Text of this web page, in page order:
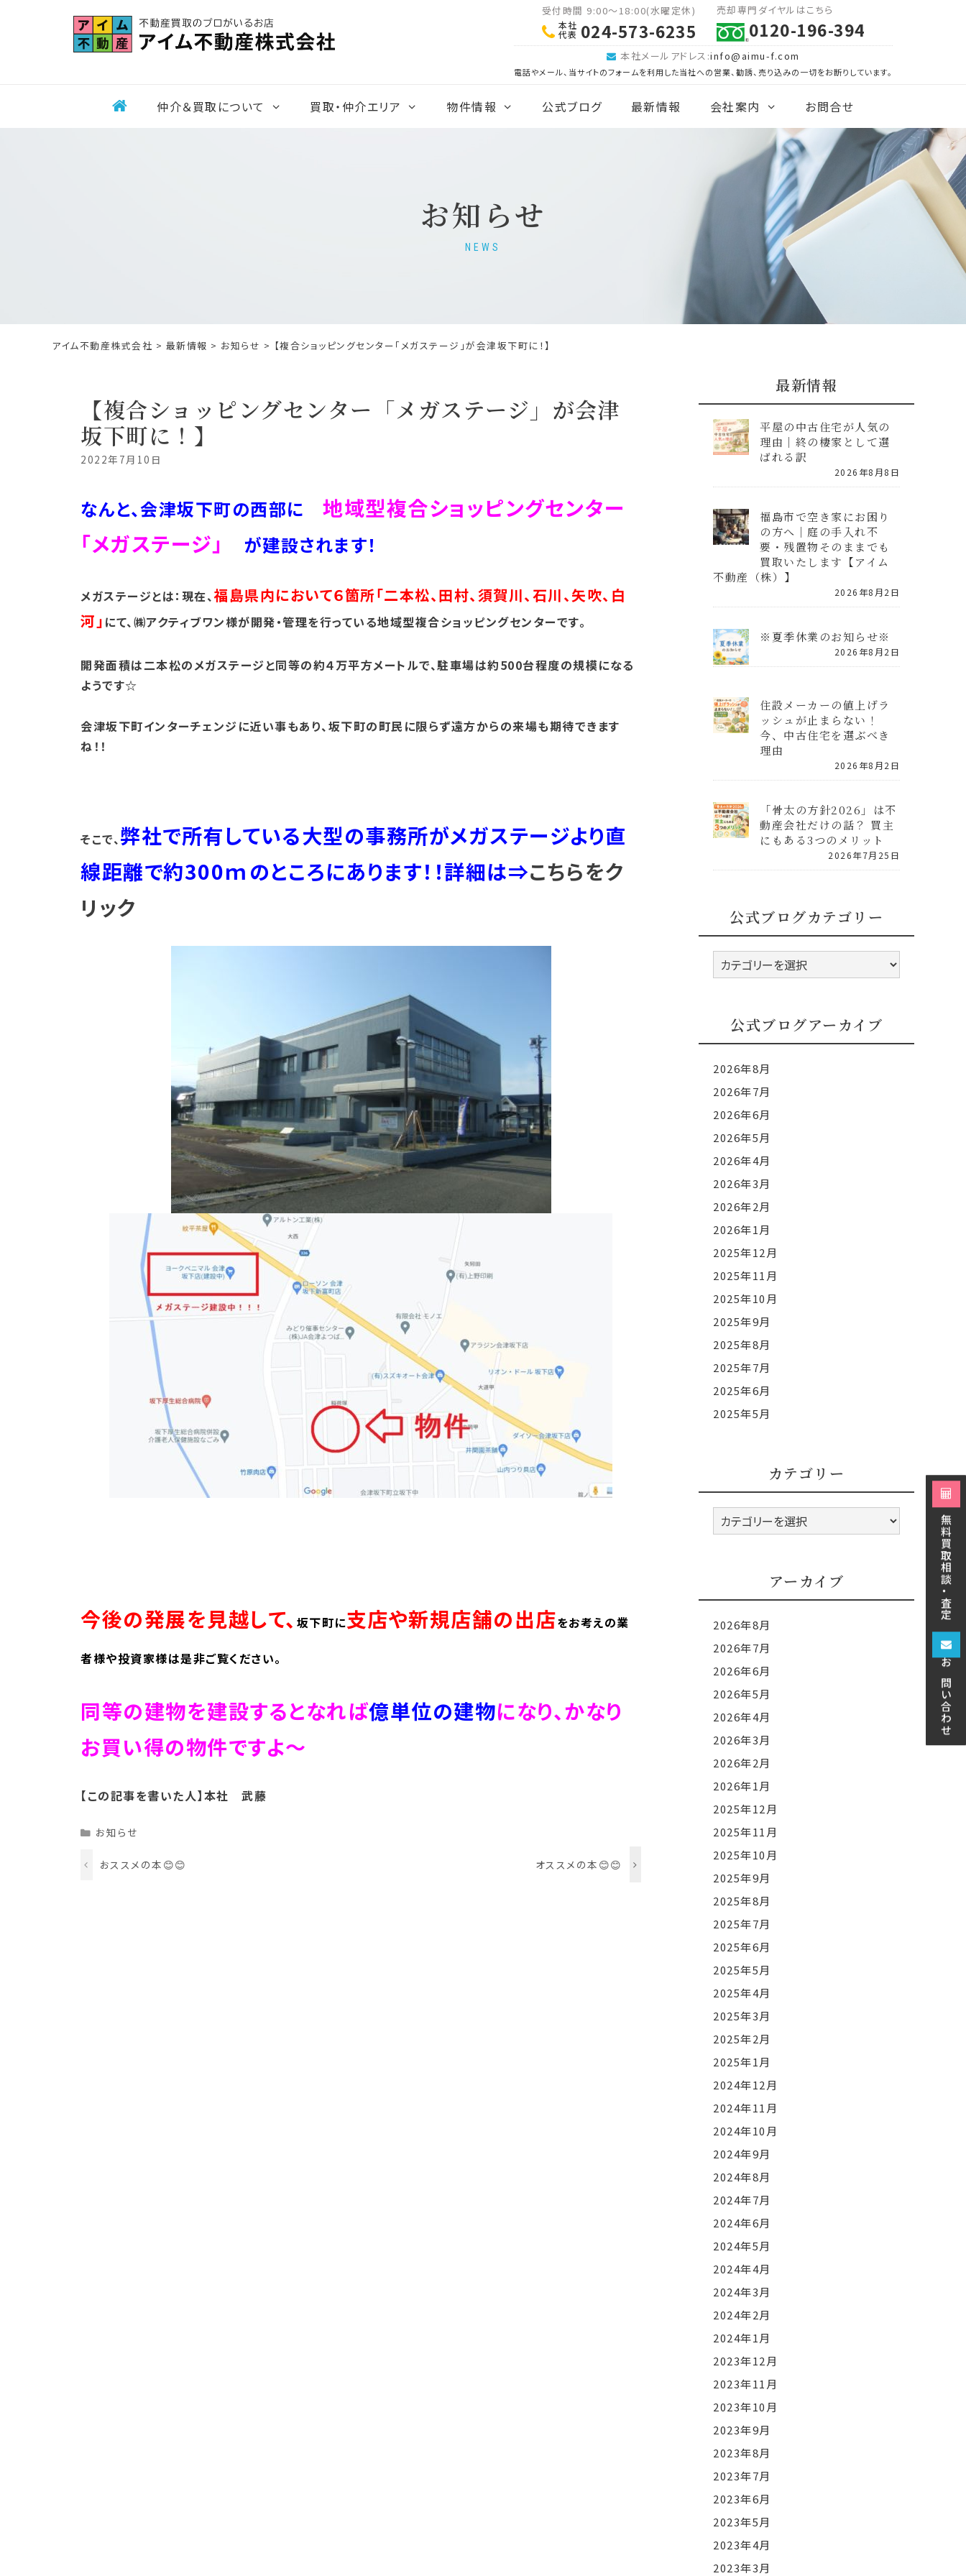
受付時間 9:00～18:00(水曜定休)
本社
代表 024-573-6235
売却専門ダイヤルはこちら
0120-196-394
本社メールアドレス:info@aimu-f.com
電話やメール、当サイトのフォームを利用した当社への営業、勧誘、売り込みの一切をお断りしています。
無料買取相談・査定
お問い合わせ
仲介＆買取について 買取・仲介エリア 物件情報 公式ブログ 最新情報 会社案内 お問合せ
お知らせ
NEWS
アイム不動産株式会社 > 最新情報 > お知らせ > 【複合ショッピングセンター「メガステージ」が会津坂下町に！】
【複合ショッピングセンター「メガステージ」が会津
坂下町に！】
2022年7月10日
なんと、会津坂下町の西部に 地域型複合ショッピングセンター
「メガステージ」
が建設されます！
メガステージとは：現在、福島県内において６箇所「二本松、田村、須賀川、石川、矢吹、白
河」 にて、㈱アクティブワン様が開発・管理を行っている地域型複合ショッピングセンターです。
開発面積は二本松のメガステージと同等の約４万平方メートルで、駐車場は約500台程度の規模になる
ようです☆
会津坂下町インターチェンジに近い事もあり、坂下町の町民に限らず遠方からの来場も期待できます
ね！！
そこで、弊社で所有している大型の事務所がメガステージより直
線距離で約300ｍのところにあります！！詳細は⇒こちらをク
リック
今後の発展を見越して、 坂下町に支店や新規店舗の出店をお考えの業
者様や投資家様は是非ご覧ください。
同等の建物を建設するとなれば億単位の建物になり、かなり
お買い得の物件ですよ～
【この記事を書いた人】本社 武藤
Categories
お知らせ
おススメの本😊😊 オススメの本😊😊
最新情報
平屋の中古住宅が人気の
理由｜終の棲家として選
ばれる訳
2026年8月8日
福島市で空き家にお困り
の方へ｜庭の手入れ不
要・残置物そのままでも
買取いたします【アイム
不動産（株）】
2026年8月2日
※夏季休業のお知らせ※
2026年8月2日
住設メーカーの値上げラ
ッシュが止まらない！
今、中古住宅を選ぶべき
理由
2026年8月2日
「骨太の方針2026」は不
動産会社だけの話？ 買主
にもある3つのメリット
2026年7月25日
公式ブログカテゴリー
公
式
テ
ゴ
リ
ー
公式ブログアーカイブ
2026年8月
2026年7月
2026年6月
2026年5月
2026年4月
2026年3月
2026年2月
2026年1月
2025年12月
2025年11月
2025年10月
2025年9月
2025年8月
2025年7月
2025年6月
2025年5月
カテゴリー
カ
テ
アーカイブ
2026年8月
2026年7月
2026年6月
2026年5月
2026年4月
2026年3月
2026年2月
2026年1月
2025年12月
2025年11月
2025年10月
2025年9月
2025年8月
2025年7月
2025年6月
2025年5月
2025年4月
2025年3月
2025年2月
2025年1月
2024年12月
2024年11月
2024年10月
2024年9月
2024年8月
2024年7月
2024年6月
2024年5月
2024年4月
2024年3月
2024年2月
2024年1月
2023年12月
2023年11月
2023年10月
2023年9月
2023年8月
2023年7月
2023年6月
2023年5月
2023年4月
2023年3月